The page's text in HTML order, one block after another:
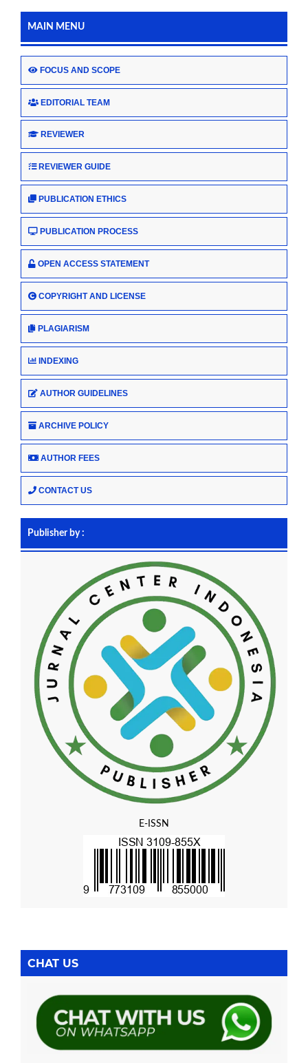
MAIN MENU
FOCUS AND SCOPE
EDITORIAL TEAM
REVIEWER
REVIEWER GUIDE
PUBLICATION ETHICS
PUBLICATION PROCESS
OPEN ACCESS STATEMENT
COPYRIGHT AND LICENSE
PLAGIARISM
INDEXING
AUTHOR GUIDELINES
ARCHIVE POLICY
AUTHOR FEES
CONTACT US
Publisher by :
E-ISSN
CHAT US